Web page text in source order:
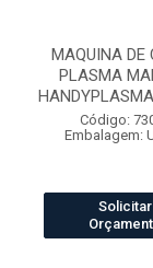
MAQUINA DE
PLASMA
Código:
Embalagem:
Solicitar